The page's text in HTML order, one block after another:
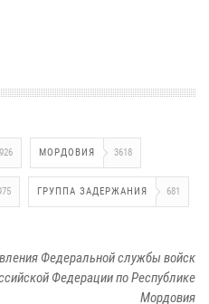
МОРДОВИЯ 3618
ГРУППА ЗАДЕРЖАНИЯ 681
Федеральной службы войск
Федерации по Республике
Мордовия